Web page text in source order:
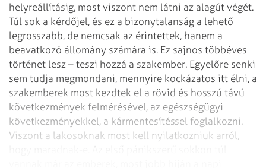
helyreállításig, most viszont nem látni az alagút végét.
Túl sok a kérdőjel, és ez a bizonytalanság a lehető
legrosszabb, de nemcsak az érintettek, hanem a
beavatkozó állomány számára is. Ez sajnos többéves
történet lesz – teszi hozzá a szakember. Egyelőre senki
sem tudja megmondani, mennyire kockázatos itt élni, a
szakemberek most kezdtek el a rövid és hosszú távú
következmények felmérésével, az egészségügyi
következményekkel, a kármentesítéssel foglalkozni.
Viszont a lakosoknak most kell nyilatkozniuk arról,